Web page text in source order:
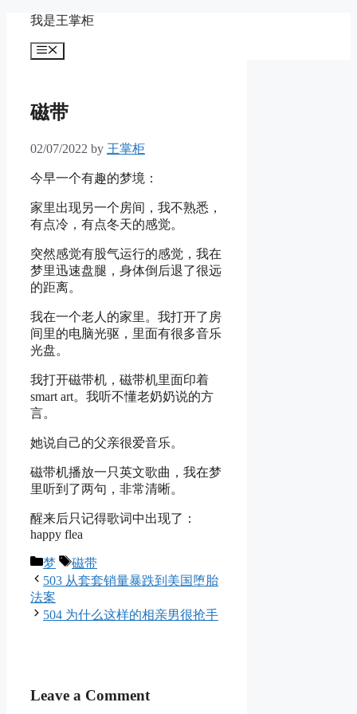
content
我是王掌柜
Menu
磁带
02/07/2022 by 王掌柜
今早一个有趣的梦境：
家里出现另一个房间，我不熟悉，
有点冷，有点冬天的感觉。
突然感觉有股气运行的感觉，我在
梦里迅速盘腿，身体倒后退了很远
的距离。
我在一个老人的家里。我打开了房
间里的电脑光驱，里面有很多音乐
光盘。
我打开磁带机，磁带机里面印着
smart art。我听不懂老奶奶说的方
言。
她说自己的父亲很爱音乐。
磁带机播放一只英文歌曲，我在梦
里听到了两句，非常清晰。
醒来后只记得歌词中出现了：
happy flea
Categories
梦 Tags
磁带
503 从套套销量暴跌到美国堕胎
法案
504 为什么这样的相亲男很抢手
Leave a Comment